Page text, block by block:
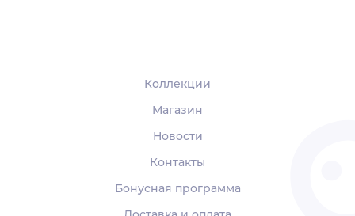
Коллекции
Магазин
Новости
Контакты
Бонусная программа